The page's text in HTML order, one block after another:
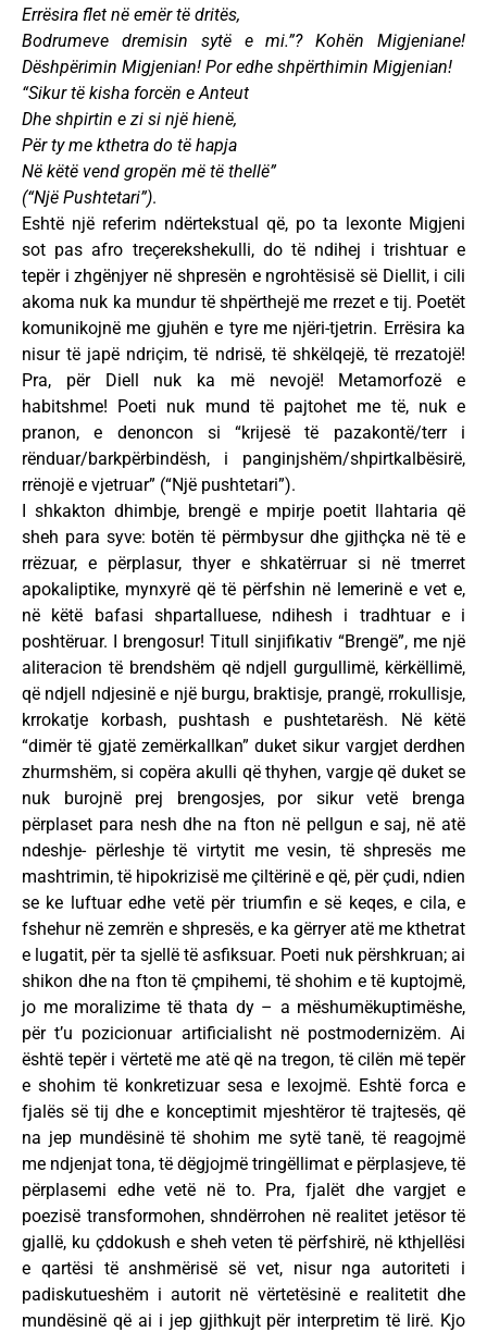
Errësira flet në emër të dritës,
Bodrumeve dremisin sytë e mi.”? Kohën Migjeniane!
Dëshpërimin Migjenian! Por edhe shpërthimin Migjenian!
“Sikur të kisha forcën e Anteut
Dhe shpirtin e zi si një hienë,
Për ty me kthetra do të hapja
Në këtë vend gropën më të thellë”
(“Një Pushtetari”).
Eshtë një referim ndërtekstual që, po ta lexonte Migjeni
sot pas afro treçerekshekulli, do të ndihej i trishtuar e
tepër i zhgënjyer në shpresën e ngrohtësisë së Diellit, i cili
akoma nuk ka mundur të shpërthejë me rrezet e tij. Poetët
komunikojnë me gjuhën e tyre me njëri-tjetrin. Errësira ka
nisur të japë ndriçim, të ndrisë, të shkëlqejë, të rrezatojë!
Pra, për Diell nuk ka më nevojë! Metamorfozë e
habitshme! Poeti nuk mund të pajtohet me të, nuk e
pranon, e denoncon si “krijesë të pazakontë/terr i
rënduar/barkpërbindësh, i panginjshëm/shpirtkalbësirë,
rrënojë e vjetruar” (“Një pushtetari”).
I shkakton dhimbje, brengë e mpirje poetit llahtaria që
sheh para syve: botën të përmbysur dhe gjithçka në të e
rrëzuar, e përplasur, thyer e shkatërruar si në tmerret
apokaliptike, mynxyrë që të përfshin në lemerinë e vet e,
në këtë bafasi shpartalluese, ndihesh i tradhtuar e i
poshtëruar. I brengosur! Titull sinjifikativ “Brengë”, me një
aliteracion të brendshëm që ndjell gurgullimë, kërkëllimë,
që ndjell ndjesinë e një burgu, braktisje, prangë, rrokullisje,
krrokatje korbash, pushtash e pushtetarësh. Në këtë
“dimër të gjatë zemërkallkan” duket sikur vargjet derdhen
zhurmshëm, si copëra akulli që thyhen, vargje që duket se
nuk burojnë prej brengosjes, por sikur vetë brenga
përplaset para nesh dhe na fton në pellgun e saj, në atë
ndeshje- përleshje të virtytit me vesin, të shpresës me
mashtrimin, të hipokrizisë me çiltërinë e që, për çudi, ndien
se ke luftuar edhe vetë për triumfin e së keqes, e cila, e
fshehur në zemrën e shpresës, e ka gërryer atë me kthetrat
e lugatit, për ta sjellë të asfiksuar. Poeti nuk përshkruan; ai
shikon dhe na fton të çmpihemi, të shohim e të kuptojmë,
jo me moralizime të thata dy – a mëshumëkuptimëshe,
për t’u pozicionuar artificialisht në postmodernizëm. Ai
është tepër i vërtetë me atë që na tregon, të cilën më tepër
e shohim të konkretizuar sesa e lexojmë. Eshtë forca e
fjalës së tij dhe e konceptimit mjeshtëror të trajtesës, që
na jep mundësinë të shohim me sytë tanë, të reagojmë
me ndjenjat tona, të dëgjojmë tringëllimat e përplasjeve, të
përplasemi edhe vetë në to. Pra, fjalët dhe vargjet e
poezisë transformohen, shndërrohen në realitet jetësor të
gjallë, ku çddokush e sheh veten të përfshirë, në kthjellësi
e qartësi të anshmërisë së vet, nisur nga autoriteti i
padiskutueshëm i autorit në vërtetësinë e realitetit dhe
mundësinë që ai i jep gjithkujt për interpretim të lirë. Kjo